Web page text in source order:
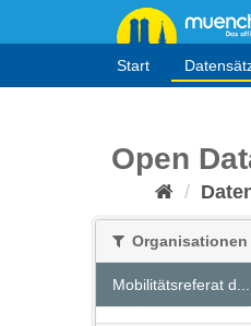
Start
Open
Organisationen
Mobilitätsreferat d...